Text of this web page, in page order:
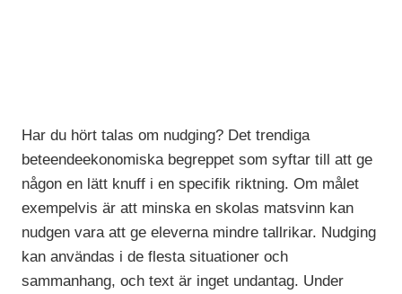
Har du hört talas om nudging? Det trendiga
beteendeekonomiska begreppet som syftar till att ge
någon en lätt knuff i en specifik riktning. Om målet
exempelvis är att minska en skolas matsvinn kan
nudgen vara att ge eleverna mindre tallrikar. Nudging
kan användas i de flesta situationer och
sammanhang, och text är inget undantag. Under